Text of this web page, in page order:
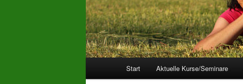
Start Aktuelle Kurse/Seminare